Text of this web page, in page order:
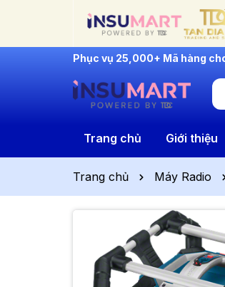
INSUMART: Lắng Nghe -
Trang chủ Giới thiệu
Trang chủ Máy Radio